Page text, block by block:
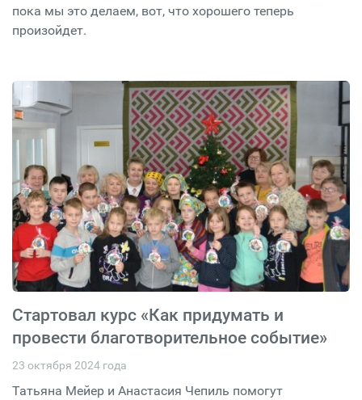
пока мы это делаем, вот, что хорошего теперь
произойдет.
Стартовал курс «Как придумать и
провести благотворительное событие»
23 октября 2024 года
Татьяна Мейер и Анастасия Чепиль помогут